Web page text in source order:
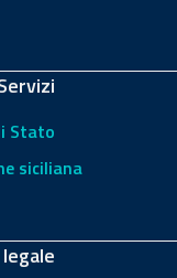
Stato
siciliana